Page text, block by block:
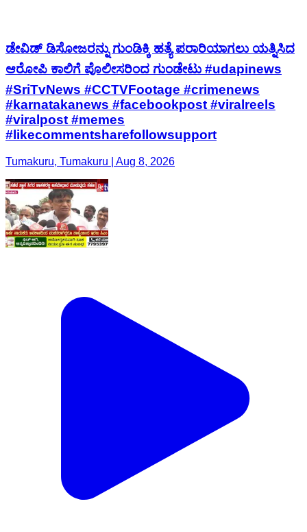
ಡೇವಿಡ್ ಡಿಸೋಜರನ್ನು ಗುಂಡಿಕ್ಕಿ ಹತ್ಯೆ ಪರಾರಿಯಾಗಲು ಯತ್ನಿಸಿದ
ಆರೋಪಿ ಕಾಲಿಗೆ ಪೊಲೀಸರಿಂದ ಗುಂಡೇಟು #udapinews
#SriTvNews #CCTVFootage #crimenews
#karnatakanews #facebookpost #viralreels
#viralpost #memes
#likecommentsharefollowsupport
Tumakuru, Tumakuru | Aug 8, 2026